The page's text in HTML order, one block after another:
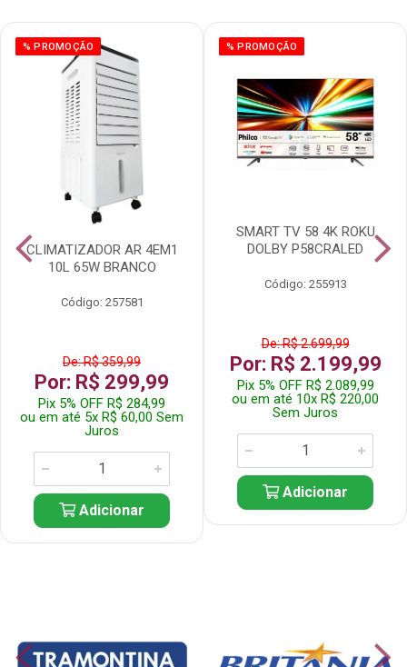
% PROMOÇÃO
CLIMATIZADOR AR 4EM1
10L 65W BRANCO
Código: 257581
De: R$ 359,99
Por: R$ 299,99
Pix 5% OFF R$ 284,99
ou em até 5x R$ 60,00 Sem
Juros
Adicionar
% PROMOÇÃO
SMART TV 58 4K ROKU
DOLBY P58CRALED
Código: 255913
De: R$ 2.699,99
Por: R$ 2.199,99
Pix 5% OFF R$ 2.089,99
ou em até 10x R$ 220,00
Sem Juros
Adicionar